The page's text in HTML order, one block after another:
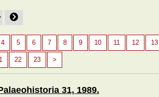
4 5 6 7 8 9 10 11 12 13
22 23 >
31, 1989.